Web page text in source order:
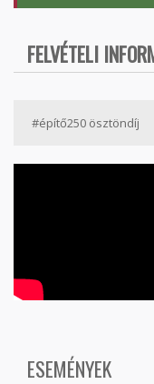
FELVÉTELI
#építő250 ösztöndíj
ESEMÉNYEK